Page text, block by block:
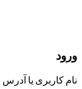
ورود
نام کاربری یا آدرس